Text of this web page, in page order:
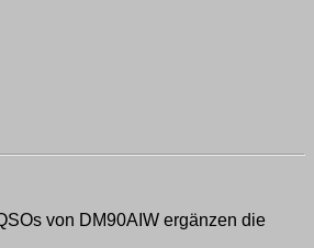
von DM90AIW ergänzen die